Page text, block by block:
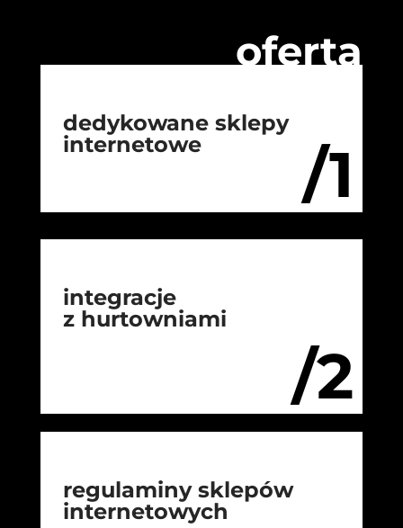
oferta
/1
dedykowane sklepy
internetowe
/2
integracje
z hurtowniami
regulaminy sklepów
internetowych